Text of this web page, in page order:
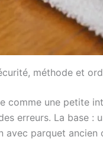
méthode et
comme une petite
erreurs. La base :
avec parquet